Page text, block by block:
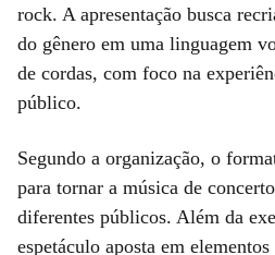
rock. A apresentação busca
do gênero em uma linguagem
de cordas, com foco na
público.
Segundo a organização, o
para tornar a música de
diferentes públicos. Além da
espetáculo aposta em